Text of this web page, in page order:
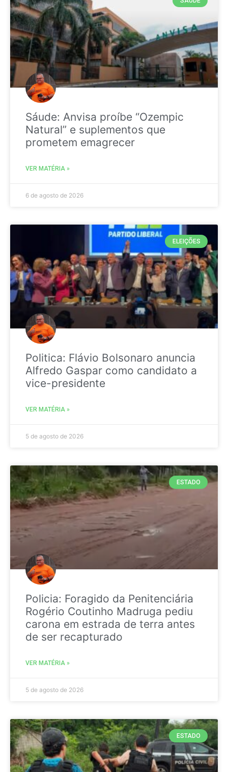
Sáude: Anvisa proíbe “Ozempic
Natural” e suplementos que
prometem emagrecer
VER MATÉRIA »
6 de agosto de 2026
ELEIÇÕES
Politica: Flávio Bolsonaro anuncia
Alfredo Gaspar como candidato a
vice-presidente
VER MATÉRIA »
5 de agosto de 2026
ESTADO
Policia: Foragido da Penitenciária
Rogério Coutinho Madruga pediu
carona em estrada de terra antes
de ser recapturado
VER MATÉRIA »
5 de agosto de 2026
ESTADO